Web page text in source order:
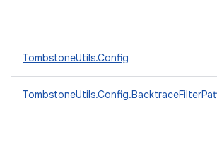
TombstoneUtils.Config